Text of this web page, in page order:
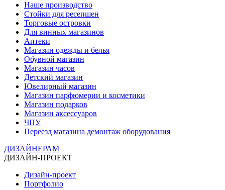
Наше производство
Стойки для ресепшен
Торговые островки
Для винных магазинов
Аптеки
Магазин одежды и белья
Обувной магазин
Магазин часов
Детский магазин
Ювелирный магазин
Магазин парфюмерии и косметики
Магазин подарков
Магазин аксессуаров
ЧПУ
Переезд магазина демонтаж оборудования
ДИЗАЙНЕРАМ
ДИЗАЙН-ПРОЕКТ
Дизайн-проект
Портфолио